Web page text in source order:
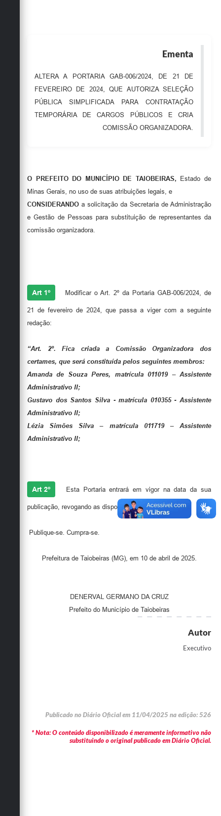
Galeria de Fotos
Links
Contato
Sala M. do Empreendedor
Ementa
ALTERA A PORTARIA GAB-006/2024, DE 21 DE
FEVEREIRO DE 2024, QUE AUTORIZA SELEÇÃO
PÚBLICA SIMPLIFICADA PARA CONTRATAÇÃO
TEMPORÁRIA DE CARGOS PÚBLICOS E CRIA
COMISSÃO ORGANIZADORA.
O PREFEITO DO MUNICÍPIO DE TAIOBEIRAS, Estado de
Minas Gerais, no uso de suas atribuições legais, e
CONSIDERANDO a solicitação da Secretaria de Administração
e Gestão de Pessoas para substituição de representantes da
comissão organizadora.
Art 1º Modificar o Art. 2º da Portaria GAB-006/2024, de
21 de fevereiro de 2024, que passa a viger com a seguinte
redação:
“Art. 2º.Fica criada a Comissão Organizadora dos
certames, que será constituída pelos seguintes membros:
Amanda de Souza Peres, matrícula 011019 – Assistente
Administrativo II;
Gustavo dos Santos Silva - matrícula 010355 - Assistente
Administrativo II;
Lézia Simões Silva – matrícula 011719 – Assistente
Administrativo II;
Art 2º Esta Portaria entrará em vigor na data da sua
publicação, revogando as disposições em contrário.
Publique-se. Cumpra-se.
Prefeitura de Taiobeiras (MG), em 10 de abril de 2025.
DENERVAL GERMANO DA CRUZ
Prefeito do Município de Taiobeiras
Autor
Executivo
Publicado no Diário Oficial em 11/04/2025 na edição: 526
* Nota: O conteúdo disponibilizado é meramente informativo não
substituindo o original publicado em Diário Oficial.